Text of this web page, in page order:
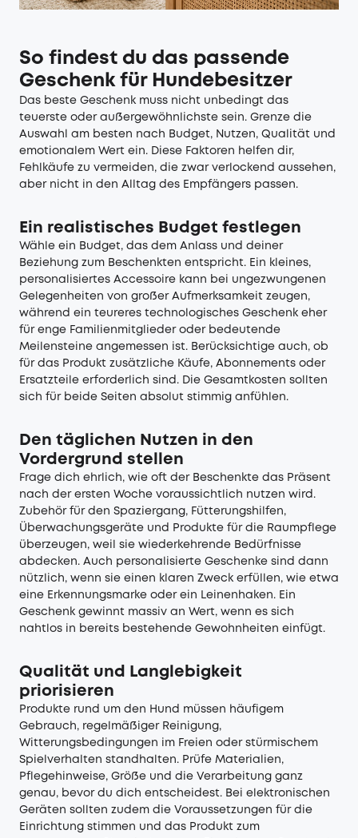
So findest du das passende
Geschenk für Hundebesitzer
Das beste Geschenk muss nicht unbedingt das
teuerste oder außergewöhnlichste sein. Grenze die
Auswahl am besten nach Budget, Nutzen, Qualität und
emotionalem Wert ein. Diese Faktoren helfen dir,
Fehlkäufe zu vermeiden, die zwar verlockend aussehen,
aber nicht in den Alltag des Empfängers passen.
Ein realistisches Budget festlegen
Wähle ein Budget, das dem Anlass und deiner
Beziehung zum Beschenkten entspricht. Ein kleines,
personalisiertes Accessoire kann bei ungezwungenen
Gelegenheiten von großer Aufmerksamkeit zeugen,
während ein teureres technologisches Geschenk eher
für enge Familienmitglieder oder bedeutende
Meilensteine angemessen ist. Berücksichtige auch, ob
für das Produkt zusätzliche Käufe, Abonnements oder
Ersatzteile erforderlich sind. Die Gesamtkosten sollten
sich für beide Seiten absolut stimmig anfühlen.
Den täglichen Nutzen in den
Vordergrund stellen
Frage dich ehrlich, wie oft der Beschenkte das Präsent
nach der ersten Woche voraussichtlich nutzen wird.
Zubehör für den Spaziergang, Fütterungshilfen,
Überwachungsgeräte und Produkte für die Raumpflege
überzeugen, weil sie wiederkehrende Bedürfnisse
abdecken. Auch personalisierte Geschenke sind dann
nützlich, wenn sie einen klaren Zweck erfüllen, wie etwa
eine Erkennungsmarke oder ein Leinenhaken. Ein
Geschenk gewinnt massiv an Wert, wenn es sich
nahtlos in bereits bestehende Gewohnheiten einfügt.
Qualität und Langlebigkeit
priorisieren
Produkte rund um den Hund müssen häufigem
Gebrauch, regelmäßiger Reinigung,
Witterungsbedingungen im Freien oder stürmischem
Spielverhalten standhalten. Prüfe Materialien,
Pflegehinweise, Größe und die Verarbeitung ganz
genau, bevor du dich entscheidest. Bei elektronischen
Geräten sollten zudem die Voraussetzungen für die
Einrichtung stimmen und das Produkt zum